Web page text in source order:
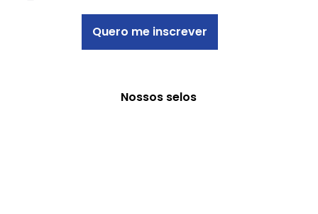
Quero me inscrever
Nossos selos